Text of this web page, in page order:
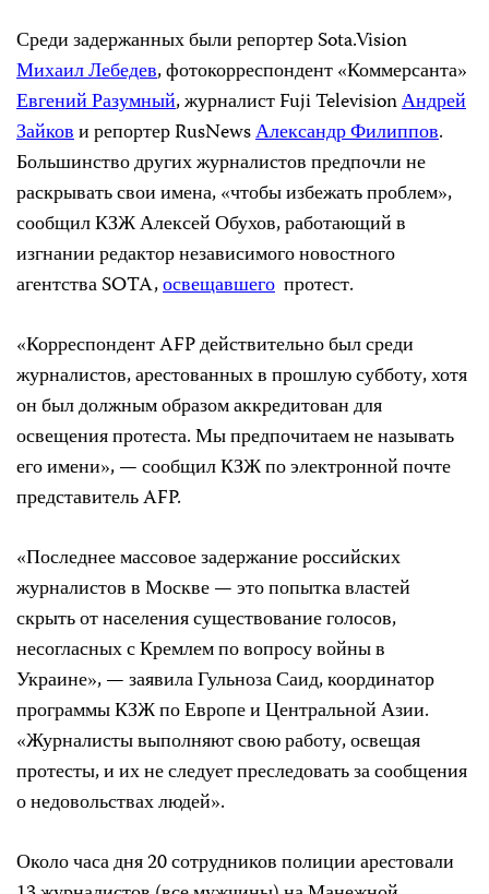
Среди задержанных были репортер Sota.Vision
Михаил Лебедев, фотокорреспондент «Коммерсанта»
Евгений Разумный, журналист Fuji TelevisionАндрей
Зайкови репортер RusNewsАлександр Филиппов.
Большинство других журналистов предпочли не
раскрывать свои имена, «чтобы избежать проблем»,
сообщил КЗЖ Алексей Обухов, работающий в
изгнании редактор независимого новостного
агентства SOTA,освещавшего протест.
«Корреспондент AFP действительно был среди
журналистов, арестованных в прошлую субботу, хотя
он был должным образом аккредитован для
освещения протеста. Мы предпочитаем не называть
его имени», — сообщил КЗЖ по электронной почте
представитель AFP.
«Последнее массовое задержание российских
журналистов в Москве — это попытка властей
скрыть от населения существование голосов,
несогласных с Кремлем по вопросу войны в
Украине», — заявила Гульноза Саид, координатор
программы КЗЖ по Европе и Центральной Азии.
«Журналисты выполняют свою работу, освещая
протесты, и их не следует преследовать за сообщения
о недовольствах людей».
Около часа дня 20 сотрудников полиции арестовали